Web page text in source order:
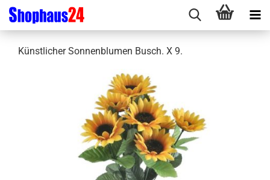
Künstlicher Sonnenblumen Busch. X 9.